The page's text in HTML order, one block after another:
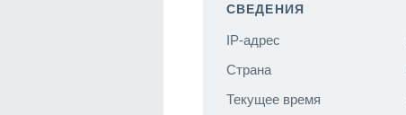
СВЕДЕНИЯ
IP-адрес
Страна
Текущее время